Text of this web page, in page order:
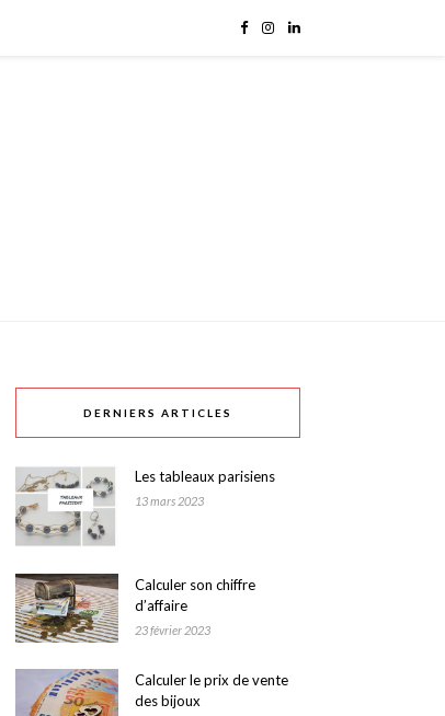
DERNIERS ARTICLES
Les tableaux parisiens
13 mars 2023
Calculer son chiffre
d’affaire
23 février 2023
Calculer le prix de vente
des bijoux